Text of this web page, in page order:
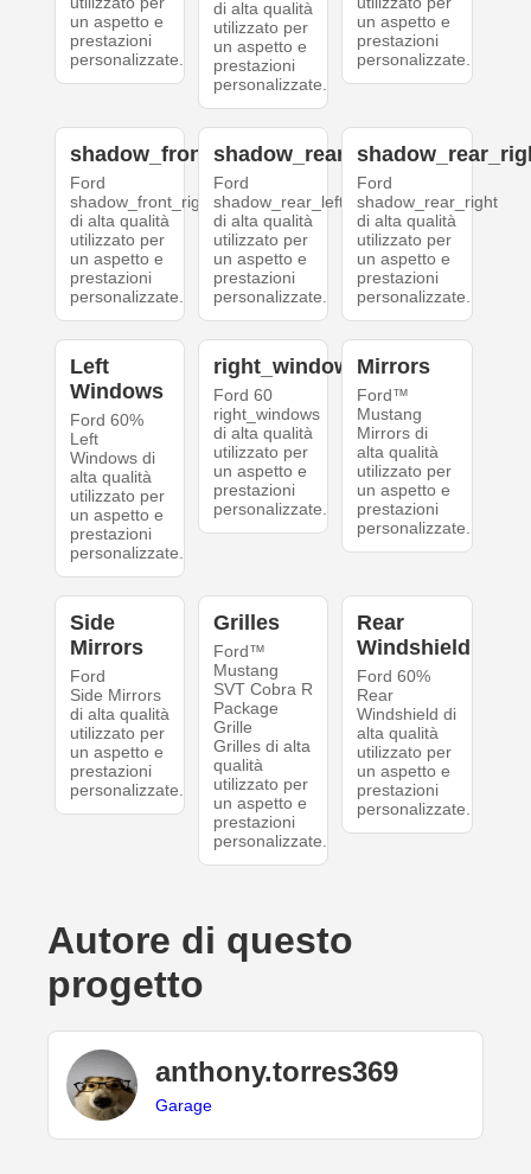
un aspetto e
prestazioni
personalizzate.
di alta qualità
utilizzato per
un aspetto e
prestazioni
personalizzate.
un aspetto e
prestazioni
personalizzate.
shadow_front_right
Ford
shadow_front_right
di alta qualità
utilizzato per
un aspetto e
prestazioni
personalizzate.
shadow_rear_left
Ford
shadow_rear_left
di alta qualità
utilizzato per
un aspetto e
prestazioni
personalizzate.
Ford
shadow_rear_right
di alta qualità
utilizzato per
un aspetto e
prestazioni
personalizzate.
Left
Windows
Ford 60%
Left
Windows di
alta qualità
utilizzato per
un aspetto e
prestazioni
personalizzate.
right_windows
Ford 60
right_windows
di alta qualità
utilizzato per
un aspetto e
prestazioni
personalizzate.
Mirrors
Ford™
Mustang
Mirrors di
alta qualità
utilizzato per
un aspetto e
prestazioni
personalizzate.
Side
Mirrors
Ford
Side Mirrors
di alta qualità
utilizzato per
un aspetto e
prestazioni
personalizzate.
Grilles
Ford™
Mustang
SVT Cobra R
Package
Grille
Grilles di alta
qualità
utilizzato per
un aspetto e
prestazioni
personalizzate.
Rear
Windshield
Ford 60%
Rear
Windshield di
alta qualità
utilizzato per
un aspetto e
prestazioni
personalizzate.
Autore di questo
progetto
anthony.torres369
Garage